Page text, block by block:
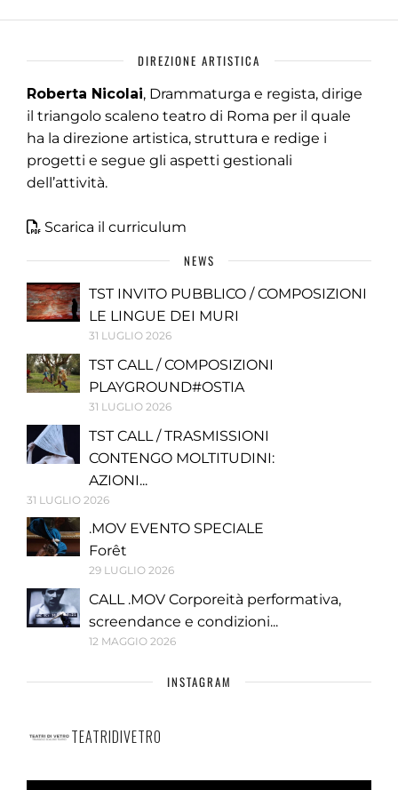
DIREZIONE ARTISTICA
Roberta Nicolai, Drammaturga e regista, dirige
il triangolo scaleno teatro di Roma per il quale
ha la direzione artistica, struttura e redige i
progetti e segue gli aspetti gestionali
dell’attività.
Scarica il curriculum
NEWS
TST INVITO PUBBLICO / COMPOSIZIONI
LE LINGUE DEI MURI
31 LUGLIO 2026
TST CALL / COMPOSIZIONI
PLAYGROUND#OSTIA
31 LUGLIO 2026
TST CALL / TRASMISSIONI
CONTENGO MOLTITUDINI:
AZIONI...
31 LUGLIO 2026
.MOV EVENTO SPECIALE
Forêt
29 LUGLIO 2026
CALL .MOV Corporeità performativa,
screendance e condizioni...
12 MAGGIO 2026
INSTAGRAM
TEATRIDIVETRO